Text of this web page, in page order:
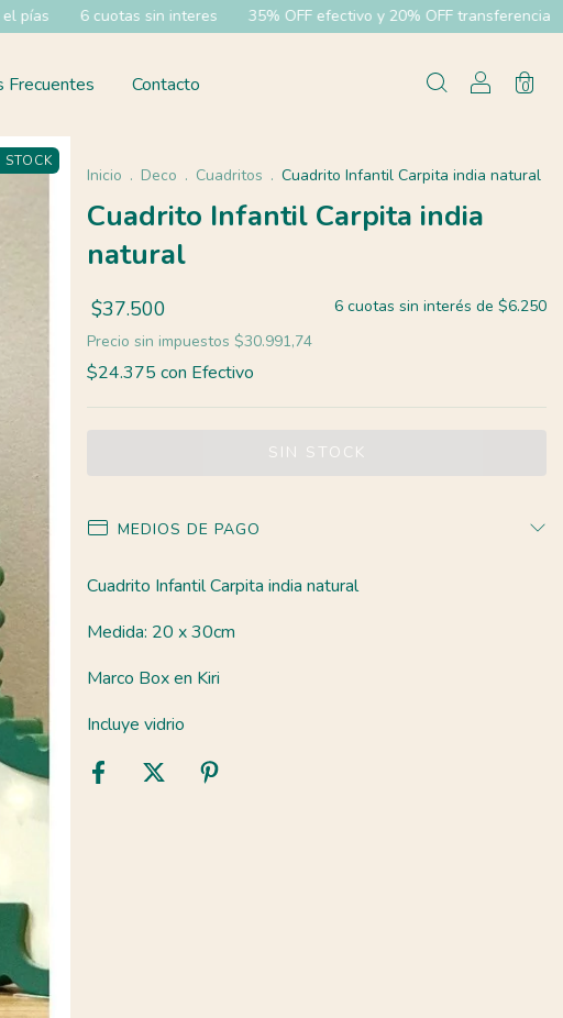
sin interes 35% OFF efectivo y 20% OFF transferencia Envíos a
Frecuentes Contacto 0
STOCK
Inicio . Deco . Cuadritos . Cuadrito Infantil Carpita india natural
Cuadrito Infantil Carpita india
natural
$37.500 6 cuotas sin interés de $6.250
Precio sin impuestos $30.991,74
$24.375 con Efectivo
MEDIOS DE PAGO
Cuadrito Infantil Carpita india natural
Medida: 20 x 30cm
Marco Box en Kiri
Incluye vidrio